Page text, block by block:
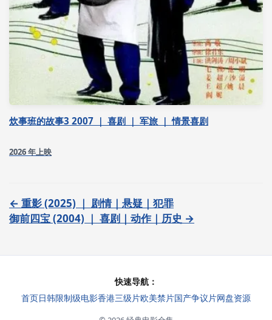
炊事班的故事3 2007 ｜ 喜剧 ｜ 军旅 ｜ 情景喜剧
2026 年上映
← 重影 (2025) ｜ 剧情｜悬疑｜犯罪
御前四宝 (2004) ｜ 喜剧｜动作｜历史 →
快速导航：
首页日韩限制级电影香港三级片欧美禁片国产争议片网盘资源